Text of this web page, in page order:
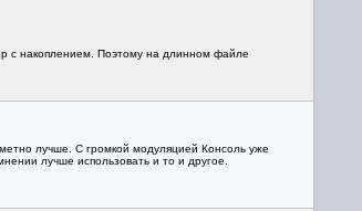
с накоплением. Поэтому на длинном файле
лучше. С громкой модуляцией Консоль уже
лучше использовать и то и другое.